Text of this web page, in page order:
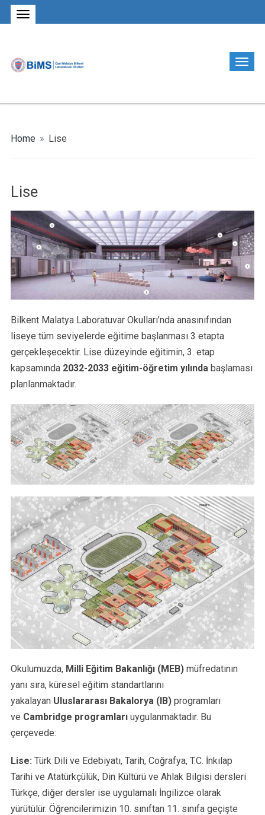
Home » Lise
Lise
Bilkent Malatya Laboratuvar Okulları’nda anasınıfından
liseye tüm seviyelerde eğitime başlanması 3 etapta
gerçekleşecektir. Lise düzeyinde eğitimin, 3. etap
kapsamında 2032-2033 eğitim-öğretim yılında başlaması
planlanmaktadır.
Okulumuzda, Milli Eğitim Bakanlığı (MEB)müfredatının
yanı sıra, küresel eğitim standartlarını
yakalayan Uluslararası Bakalorya (IB)programları
ve Cambridge programlarıuygulanmaktadır. Bu
çerçevede:
Lise: Türk Dili ve Edebiyatı, Tarih, Coğrafya, T.C. İnkılap
Tarihi ve Atatürkçülük, Din Kültürü ve Ahlak Bilgisi dersleri
Türkçe, diğer dersler ise uygulamalı İngilizce olarak
yürütülür. Öğrencilerimizin 10. sınıftan 11. sınıfa geçişte